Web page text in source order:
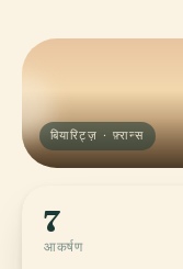
बियारिट्ज़ · फ़्रान्स
7
आकर्षण